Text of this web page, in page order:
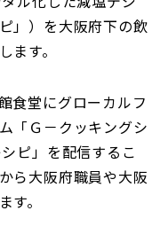
」）を大阪府下の飲
す。
食堂にグローカルフ
「Ｇ－クッキングシ
ピ」を配信するこ
ら大阪府職員や大阪
。